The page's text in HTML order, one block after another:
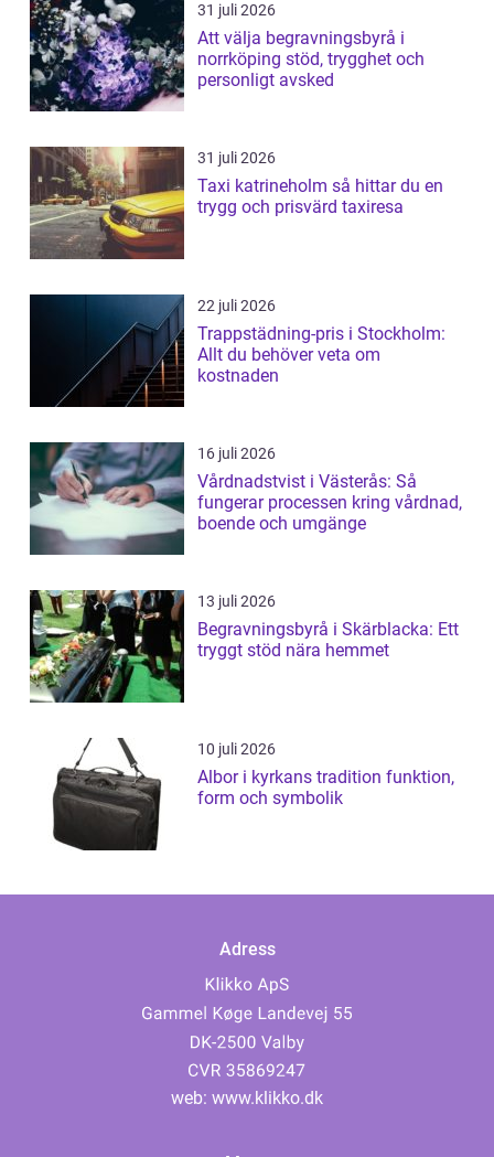
31 juli 2026
Att välja begravningsbyrå i
norrköping stöd, trygghet och
personligt avsked
31 juli 2026
Taxi katrineholm så hittar du en
trygg och prisvärd taxiresa
22 juli 2026
Trappstädning-pris i Stockholm:
Allt du behöver veta om
kostnaden
16 juli 2026
Vårdnadstvist i Västerås: Så
fungerar processen kring vårdnad,
boende och umgänge
13 juli 2026
Begravningsbyrå i Skärblacka: Ett
tryggt stöd nära hemmet
10 juli 2026
Albor i kyrkans tradition funktion,
form och symbolik
Adress
web: www.klikko.dk